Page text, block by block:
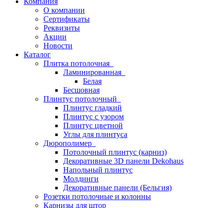
О компании
Сертификаты
Реквизиты
Акции
Новости
Каталог
Плитка потолочная
Ламинированная
Белая
Бесшовная
Плинтус потолочный
Плинтус гладкий
Плинтус с узором
Плинтус цветной
Углы для плинтуса
Дюрополимер
Потолочный плинтус (карниз)
Декоративные 3D панели Dekohaus
Напольный плинтус
Молдинги
Декоративные панели (Бельгия)
Розетки потолочные и колонны
Карнизы для штор